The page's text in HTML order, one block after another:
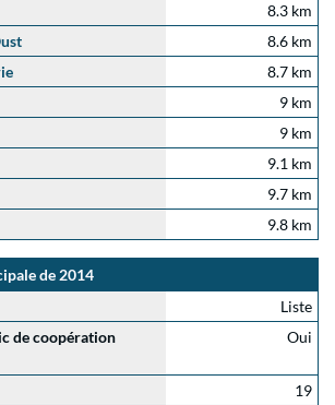
8.3 km
8.6 km
8.7 km
9 km
9 km
9.1 km
9.7 km
9.8 km
de 2014
Liste
de coopération
Oui
19